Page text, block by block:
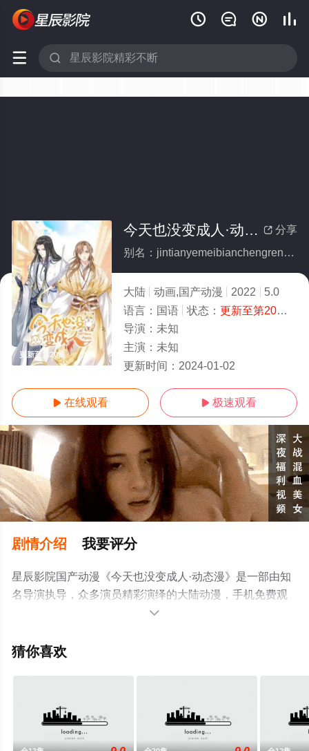
   
 
更新至第20集
 分享
今天也没变成人·动态漫
别名：jintianyemeibianchengrendongtaiman
大陆 动画,国产动漫 2022
5.0
语言： 国语 状态： 更新至第20集
导演： 未知
主演： 未知
更新时间： 2024-01-02
 在线观看  极速观看
剧情介绍 我要评分
星辰影院国产动漫《今天也没变成人·动态漫》是一部由知
名导演执导，众多演员精彩演绎的大陆动漫，手机免费观
看高清未删减完整版动漫全集就上星辰电影网，更多相关

猜你喜欢